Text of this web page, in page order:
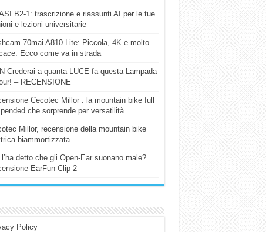
B2-1: trascrizione e riassunti AI per le tue
e lezioni universitarie
70mai A810 Lite: Piccola, 4K e molto
Ecco come va in strada
Crederai a quanta LUCE fa questa Lampada
– RECENSIONE
Cecotec Millor : la mountain bike full
che sorprende per versatilità.
Millor, recensione della mountain bike
biammortizzata.
l’ha detto che gli Open-Ear suonano male?
EarFun Clip 2
Policy